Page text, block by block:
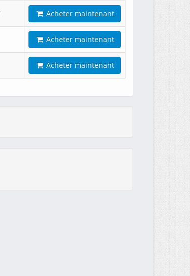
Acheter maintenant
Acheter maintenant
Acheter maintenant